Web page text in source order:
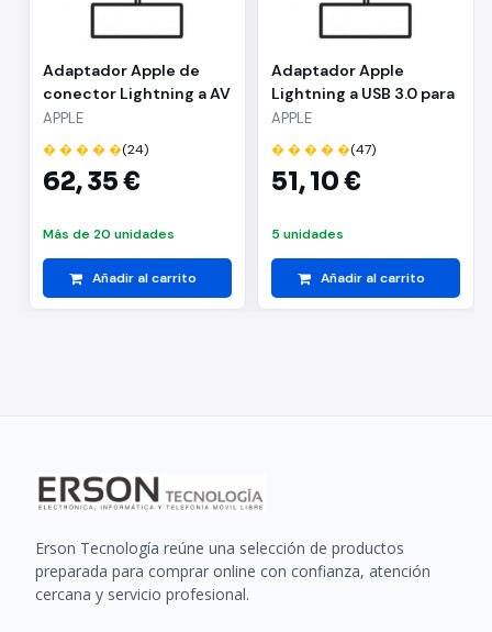
Adaptador Apple de
conector Lightning a AV
Digital MW2P3ZM/A
APPLE
� � � � �(24)
62,35 €
Más de 20 unidades
Añadir al carrito
Adaptador Apple
Lightning a USB 3.0 para
Cámaras
APPLE
� � � � �(47)
51,10 €
5 unidades
Añadir al carrito
Erson Tecnología reúne una selección de productos
preparada para comprar online con confianza, atención
cercana y servicio profesional.